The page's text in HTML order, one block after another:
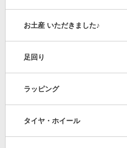
お土産 いただきました♪
足回り
ラッピング
タイヤ・ホイール